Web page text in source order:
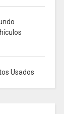
Usados